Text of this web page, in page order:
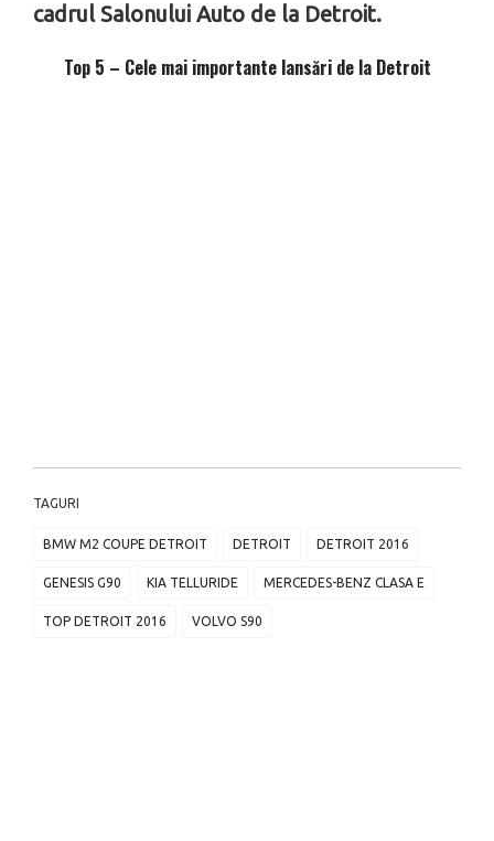
cadrul Salonului Auto de la Detroit.
Top 5 – Cele mai importante lansări de la Detroit
TAGURI
BMW M2 COUPE DETROIT DETROIT DETROIT 2016
GENESIS G90 KIA TELLURIDE MERCEDES-BENZ CLASA E
TOP DETROIT 2016 VOLVO S90